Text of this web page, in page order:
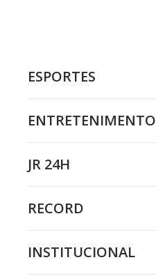
ESPORTES
ENTRETENIMENTO
JR 24H
RECORD
INSTITUCIONAL